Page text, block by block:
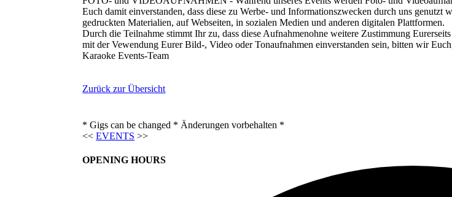
Euch damit einverstanden, dass diese zu Werbe- und Informationszwecken durch uns
gedruckten Materialien, auf Webseiten, in sozialen Medien und anderen digitalen Plattformen.
Durch die Teilnahme stimmt Ihr zu, dass diese Aufnahmenohne weitere Zustimmung
mit der Vewendung Eurer Bild-, Video oder Tonaufnahmen einverstanden sein, bitten wir
Karaoke Events-Team
Zurück zur Übersicht
* Gigs can be changed * Änderungen vorbehalten *
<<EVENTS >>
OPENING HOURS